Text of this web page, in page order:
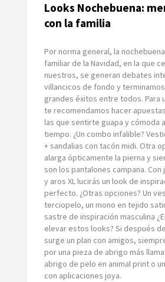
Looks Nochebuena:
con la familia
Por norma general, la
familiar de la Navidad, en la que
nuestros, se generan debates
villancicos de fondo y
grandes éxitos entre todos. Para
te recomendamos hacer
las que sentirte guapa y cómoda
tiempo. ¿Un combo infalible?
+ sandalias con tacón midi. Otra
alarga ópticamente la pierna y
son los pantalones campana.
y aros XL lucirás un look de
perfecto. ¿Otras opciones? Un
terciopelo, un mono en tejido
sastre de inspiración masculina
elevar estos looks? Si después
surge un plan con amigos,
por una pieza de abrigo más
abrigo de pelo en animal print o
con aplicaciones joya.